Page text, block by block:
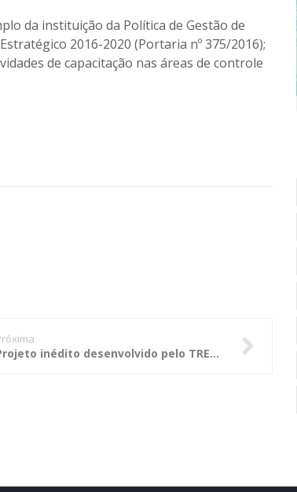
da instituição da Política de Gestão de
2016-2020 (Portaria nº 375/2016);
de capacitação nas áreas de controle
Projeto inédito desenvolvido pelo TRE-MT é apresentado no 71º Encontro do Colégio de Presidentes de TREs